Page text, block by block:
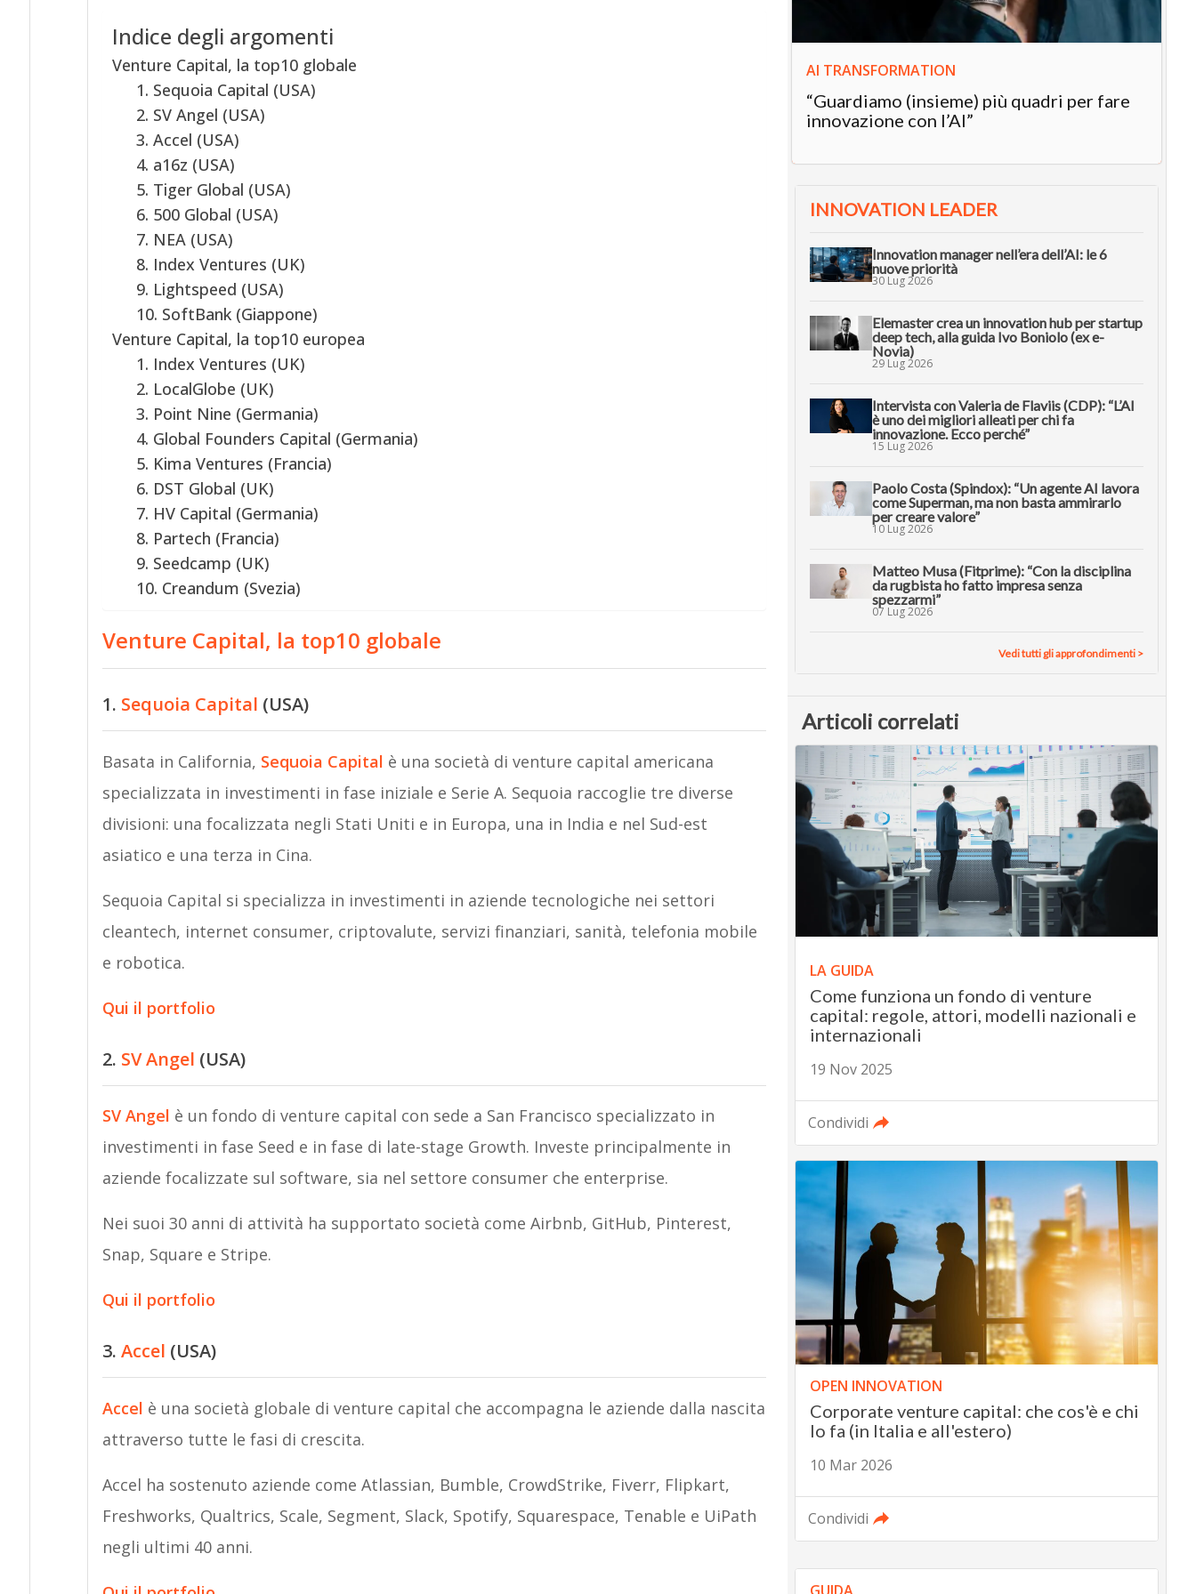
Indice degli argomenti
Venture Capital, la top10 globale
1. Sequoia Capital (USA)
2. SV Angel (USA)
3. Accel (USA)
4. a16z (USA)
5. Tiger Global (USA)
6. 500 Global (USA)
7. NEA (USA)
8. Index Ventures (UK)
9. Lightspeed (USA)
10. SoftBank (Giappone)
Venture Capital, la top10 europea
1. Index Ventures (UK)
2. LocalGlobe (UK)
3. Point Nine (Germania)
4. Global Founders Capital (Germania)
5. Kima Ventures (Francia)
6. DST Global (UK)
7. HV Capital (Germania)
8. Partech (Francia)
9. Seedcamp (UK)
10. Creandum (Svezia)
Venture Capital, la top10 globale
1. Sequoia Capital (USA)
Basata in California, Sequoia Capital è una società di venture capital americana
specializzata in investimenti in fase iniziale e Serie A. Sequoia raccoglie tre diverse
divisioni: una focalizzata negli Stati Uniti e in Europa, una in India e nel Sud-est
asiatico e una terza in Cina.
Sequoia Capital si specializza in investimenti in aziende tecnologiche nei settori
cleantech, internet consumer, criptovalute, servizi finanziari, sanità, telefonia mobile
e robotica.
Qui il portfolio
2. SV Angel (USA)
SV Angel è un fondo di venture capital con sede a San Francisco specializzato in
investimenti in fase Seed e in fase di late-stage Growth. Investe principalmente in
aziende focalizzate sul software, sia nel settore consumer che enterprise.
Nei suoi 30 anni di attività ha supportato società come Airbnb, GitHub, Pinterest,
Snap, Square e Stripe.
Qui il portfolio
3. Accel (USA)
Accel è una società globale di venture capital che accompagna le aziende dalla nascita
attraverso tutte le fasi di crescita.
Accel ha sostenuto aziende come Atlassian, Bumble, CrowdStrike, Fiverr, Flipkart,
Freshworks, Qualtrics, Scale, Segment, Slack, Spotify, Squarespace, Tenable e UiPath
negli ultimi 40 anni.
AI TRANSFORMATION
“Guardiamo (insieme) più quadri per fare
innovazione con l’AI”
INNOVATION LEADER
Innovation manager nell’era dell’AI: le 6
nuove priorità
30 Lug 2026
Elemaster crea un innovation hub per startup
deep tech, alla guida Ivo Boniolo (ex e-
Novia)
29 Lug 2026
Intervista con Valeria de Flaviis (CDP): “L’AI
è uno dei migliori alleati per chi fa
innovazione. Ecco perché”
15 Lug 2026
Paolo Costa (Spindox): “Un agente AI lavora
come Superman, ma non basta ammirarlo
per creare valore”
10 Lug 2026
Matteo Musa (Fitprime): “Con la disciplina
da rugbista ho fatto impresa senza
spezzarmi”
07 Lug 2026
Vedi tutti gli approfondimenti >
Articoli correlati
LA GUIDA
Come funziona un fondo di venture
capital: regole, attori, modelli nazionali e
internazionali
19 Nov 2025
Condividi
OPEN INNOVATION
Corporate venture capital: che cos'è e chi
lo fa (in Italia e all'estero)
10 Mar 2026
Condividi